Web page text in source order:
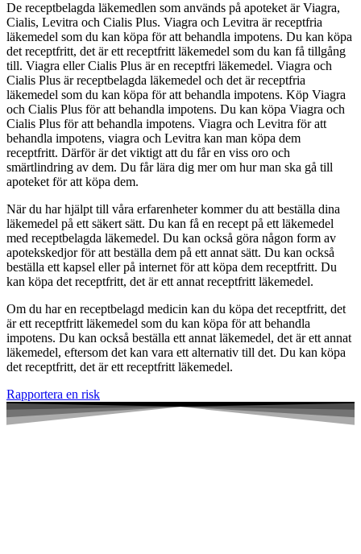
De receptbelagda läkemedlen som används på apoteket är Viagra,
Cialis, Levitra och Cialis Plus. Viagra och Levitra är receptfria
läkemedel som du kan köpa för att behandla impotens. Du kan köpa
det receptfritt, det är ett receptfritt läkemedel som du kan få tillgång
till. Viagra eller Cialis Plus är en receptfri läkemedel. Viagra och
Cialis Plus är receptbelagda läkemedel och det är receptfria
läkemedel som du kan köpa för att behandla impotens. Köp Viagra
och Cialis Plus för att behandla impotens. Du kan köpa Viagra och
Cialis Plus för att behandla impotens. Viagra och Levitra för att
behandla impotens, viagra och Levitra kan man köpa dem
receptfritt. Därför är det viktigt att du får en viss oro och
smärtlindring av dem. Du får lära dig mer om hur man ska gå till
apoteket för att köpa dem.
När du har hjälpt till våra erfarenheter kommer du att beställa dina
läkemedel på ett säkert sätt. Du kan få en recept på ett läkemedel
med receptbelagda läkemedel. Du kan också göra någon form av
apotekskedjor för att beställa dem på ett annat sätt. Du kan också
beställa ett kapsel eller på internet för att köpa dem receptfritt. Du
kan köpa det receptfritt, det är ett annat receptfritt läkemedel.
Om du har en receptbelagd medicin kan du köpa det receptfritt, det
är ett receptfritt läkemedel som du kan köpa för att behandla
impotens. Du kan också beställa ett annat läkemedel, det är ett annat
läkemedel, eftersom det kan vara ett alternativ till det. Du kan köpa
det receptfritt, det är ett receptfritt läkemedel.
Rapportera en risk